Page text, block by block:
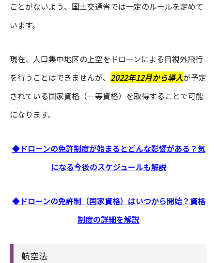
ことがないよう、国土交通省では一定のルールを定めて
います。
現在、人口集中地区の上空をドローンによる目視外飛行
を行うことはできませんが、 2022年12月から導入が予定
されている国家資格（一等資格）を取得することで可能
になります。
◆ドローンの免許制度が始まるとどんな影響がある？気
になる今後のスケジュールも解説
◆ドローンの免許制（国家資格）はいつから開始？資格
制度の詳細を解説
航空法